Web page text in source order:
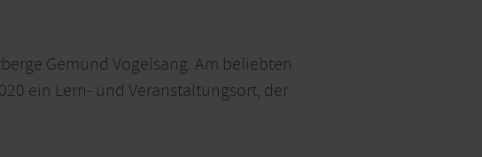
Gemünd Vogelsang. Am beliebten
ein Lern- und Veranstaltungsort, der